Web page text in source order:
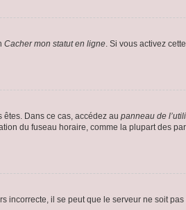
Cacher mon statut en ligne. Si vous activez
êtes. Dans ce cas, accédez au panneau de
du fuseau horaire, comme la plupart des
incorrecte, il se peut que le serveur ne soit